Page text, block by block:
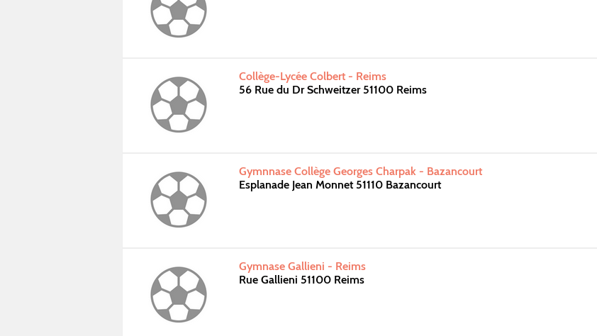
Collège-Lycée Colbert - Reims
56 Rue du Dr Schweitzer 51100 Reims
Gymnnase Collège Georges Charpak - Bazancourt
Esplanade Jean Monnet 51110 Bazancourt
Gymnase Gallieni - Reims
Rue Gallieni 51100 Reims